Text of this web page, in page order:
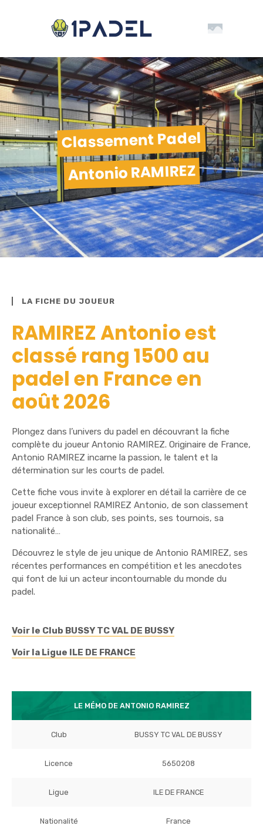
Classement Padel
Antonio RAMIREZ
LA FICHE DU JOUEUR
RAMIREZ Antonio est
classé rang 1500 au
padel en France en
août 2026
Plongez dans l’univers du padel en découvrant la fiche
complète du joueur Antonio RAMIREZ. Originaire de France,
Antonio RAMIREZ incarne la passion, le talent et la
détermination sur les courts de padel.
Cette fiche vous invite à explorer en détail la carrière de ce
joueur exceptionnel RAMIREZ Antonio, de son classement
padel France à son club, ses points, ses tournois, sa
nationalité…
Découvrez le style de jeu unique de Antonio RAMIREZ, ses
récentes performances en compétition et les anecdotes
qui font de lui un acteur incontournable du monde du
padel.
Voir le Club BUSSY TC VAL DE BUSSY
Voir la Ligue ILE DE FRANCE
LE MÉMO DE ANTONIO RAMIREZ
Club BUSSY TC VAL DE BUSSY
Licence 5650208
Ligue ILE DE FRANCE
Nationalité France